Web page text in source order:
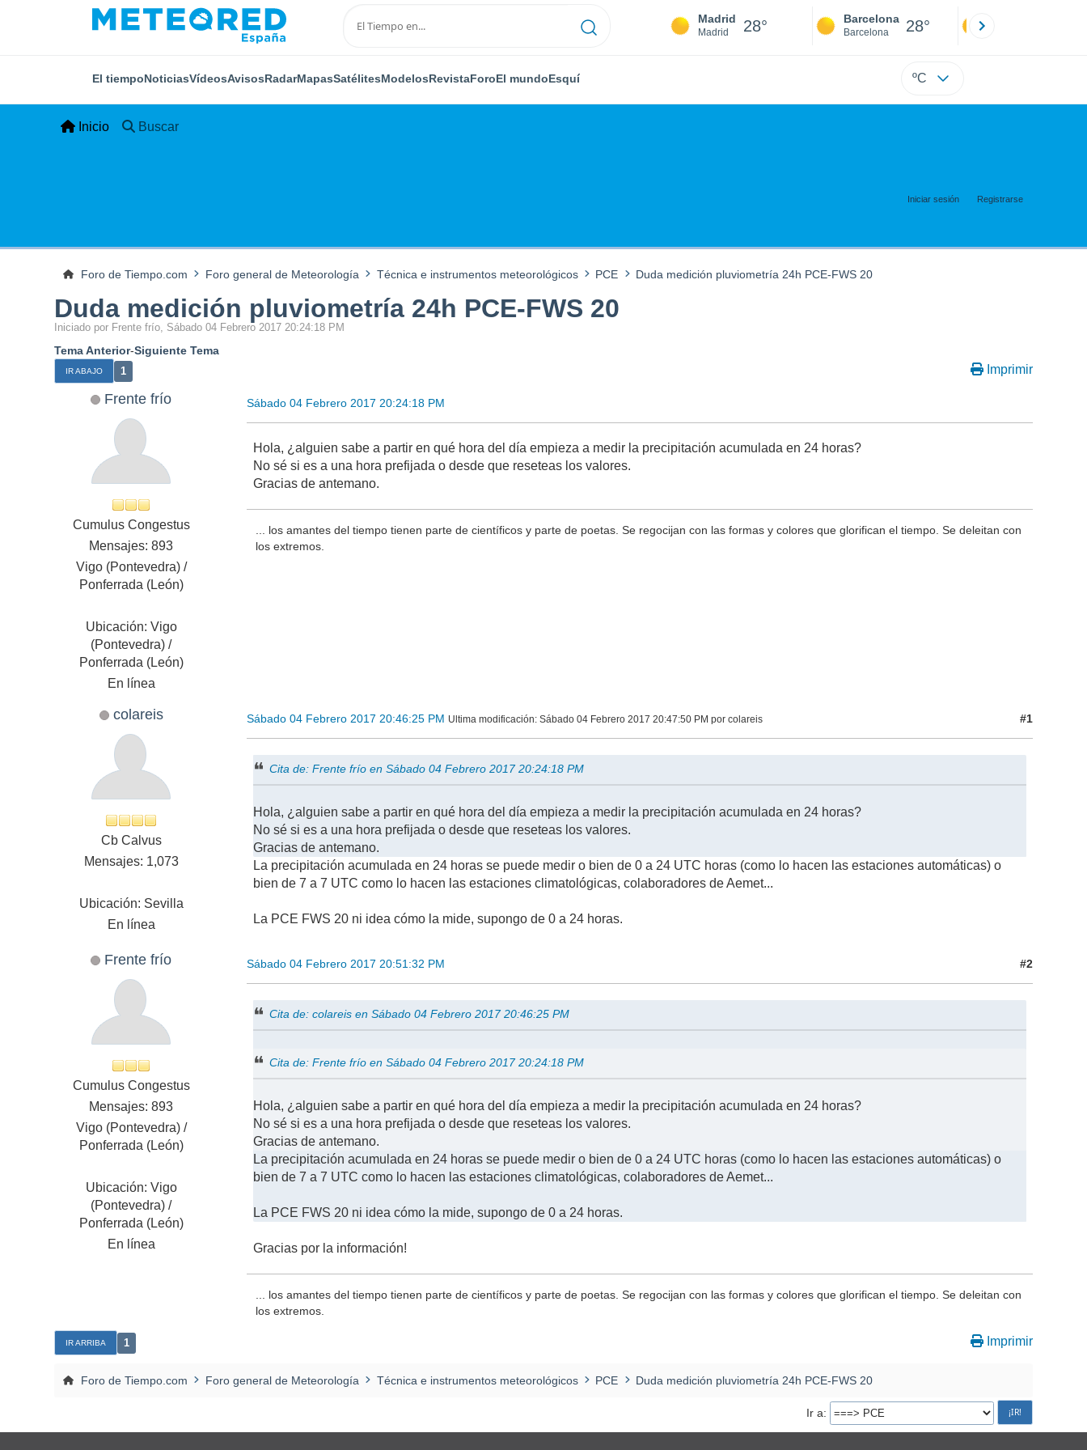
Madrid
Madrid 28° Barcelona
Barcelona 28°
El tiempoNoticiasVídeosAvisosRadarMapasSatélitesModelosRevistaForoEl mundoEsquí ºC
Inicio Buscar
Iniciar sesión Registrarse
Foro de Tiempo.com Foro general de Meteorología Técnica e instrumentos meteorológicos PCE Duda medición pluviometría 24h PCE-FWS 20
Duda medición pluviometría 24h PCE-FWS 20
Iniciado por Frente frío, Sábado 04 Febrero 2017 20:24:18 PM
Tema Anterior-Siguiente Tema
IR ABAJO 1 Imprimir
Frente frío
Cumulus Congestus
Mensajes: 893
Vigo (Pontevedra) /
Ponferrada (León)
Ubicación: Vigo
(Pontevedra) /
Ponferrada (León)
En línea
Sábado 04 Febrero 2017 20:24:18 PM
Hola, ¿alguien sabe a partir en qué hora del día empieza a medir la precipitación acumulada en 24 horas?
No sé si es a una hora prefijada o desde que reseteas los valores.
Gracias de antemano.
... los amantes del tiempo tienen parte de científicos y parte de poetas. Se regocijan con las formas y colores que glorifican el tiempo. Se deleitan con
los extremos.
colareis
Cb Calvus
Mensajes: 1,073
Ubicación: Sevilla
En línea
Sábado 04 Febrero 2017 20:46:25 PM Ultima modificación: Sábado 04 Febrero 2017 20:47:50 PM por colareis #1
Cita de: Frente frío en Sábado 04 Febrero 2017 20:24:18 PM
Hola, ¿alguien sabe a partir en qué hora del día empieza a medir la precipitación acumulada en 24 horas?
No sé si es a una hora prefijada o desde que reseteas los valores.
Gracias de antemano.
La precipitación acumulada en 24 horas se puede medir o bien de 0 a 24 UTC horas (como lo hacen las estaciones automáticas) o
bien de 7 a 7 UTC como lo hacen las estaciones climatológicas, colaboradores de Aemet...
La PCE FWS 20 ni idea cómo la mide, supongo de 0 a 24 horas.
Frente frío
Cumulus Congestus
Mensajes: 893
Vigo (Pontevedra) /
Ponferrada (León)
Ubicación: Vigo
(Pontevedra) /
Ponferrada (León)
En línea
Sábado 04 Febrero 2017 20:51:32 PM #2
Cita de: colareis en Sábado 04 Febrero 2017 20:46:25 PM
Cita de: Frente frío en Sábado 04 Febrero 2017 20:24:18 PM
Hola, ¿alguien sabe a partir en qué hora del día empieza a medir la precipitación acumulada en 24 horas?
No sé si es a una hora prefijada o desde que reseteas los valores.
Gracias de antemano.
La precipitación acumulada en 24 horas se puede medir o bien de 0 a 24 UTC horas (como lo hacen las estaciones automáticas) o
bien de 7 a 7 UTC como lo hacen las estaciones climatológicas, colaboradores de Aemet...
La PCE FWS 20 ni idea cómo la mide, supongo de 0 a 24 horas.
Gracias por la información!
... los amantes del tiempo tienen parte de científicos y parte de poetas. Se regocijan con las formas y colores que glorifican el tiempo. Se deleitan con
los extremos.
IR ARRIBA 1 Imprimir
Foro de Tiempo.com Foro general de Meteorología Técnica e instrumentos meteorológicos PCE Duda medición pluviometría 24h PCE-FWS 20
Ir a